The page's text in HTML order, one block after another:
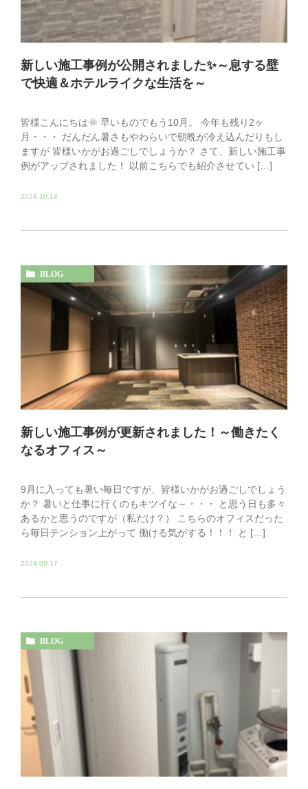
新しい施工事例が公開されました✨～息する壁
で快適＆ホテルライクな生活を～
皆様こんにちは🌞 早いものでもう10月。 今年も残り2ヶ
月・・・ だんだん暑さもやわらいで朝晩が冷え込んだりもし
ますが 皆様いかがお過ごしでしょうか？ さて、新しい施工事
例がアップされました！ 以前こちらでも紹介させてい […]
2024.10.14
BLOG
新しい施工事例が更新されました！～働きたく
なるオフィス～
9月に入っても暑い毎日ですが、皆様いかがお過ごしでしょう
か？ 暑いと仕事に行くのもキツイな～・・・ と思う日も多々
あるかと思うのですが（私だけ？） こちらのオフィスだった
ら毎日テンション上がって 働ける気がする！！！ と […]
2024.09.17
BLOG